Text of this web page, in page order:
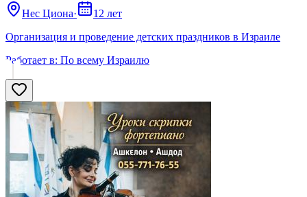
Нес Циона·
12 лет
Организация и проведение детских праздников в Израиле
Работает в: По всему Израилю